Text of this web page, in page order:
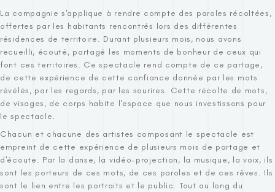
La compagnie s'applique à rendre compte des paroles récoltées,
offertes par les habitants rencontrés lors des différentes
résidences de territoire. Durant plusieurs mois, nous avons
recueilli, écouté, partagé les moments de bonheur de ceux qui
font ces territoires. Ce spectacle rend compte de ce partage,
de cette expérience de cette confiance donnée par les mots
révélés, par les regards, par les sourires. Cette récolte de mots,
de visages, de corps habite l'espace que nous investissons pour
le spectacle.
Chacun et chacune des artistes composant le spectacle est
empreint de cette expérience de plusieurs mois de partage et
d'écoute. Par la danse, la vidéo-projection, la musique, la voix, ils
sont les porteurs de ces mots, de ces paroles et de ces rêves. Ils
sont le lien entre les portraits et le public. Tout au long du